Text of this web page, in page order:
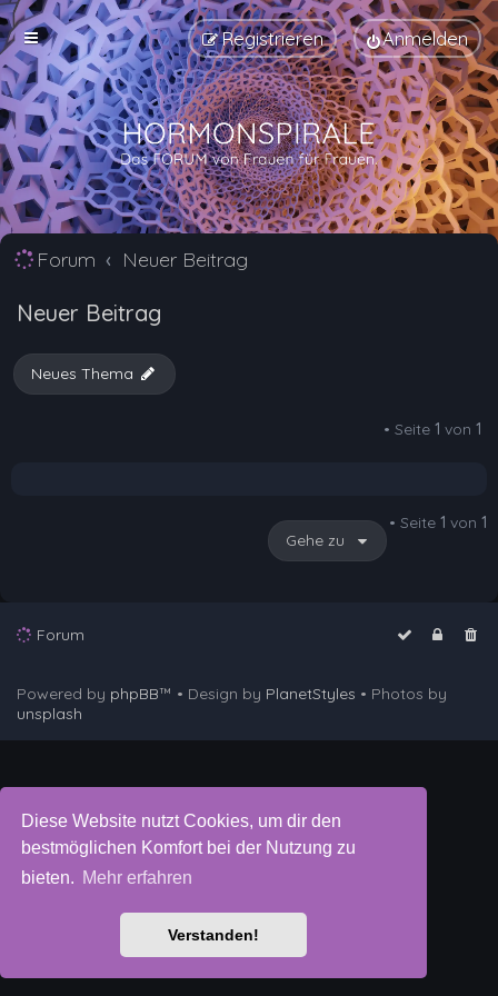
Diese Website nutzt Cookies, um dir den
bestmöglichen Komfort bei der Nutzung zu
bieten. Mehr erfahren
Verstanden!
Anmelden
Registrieren
Forum Neuer Beitrag
Neuer Beitrag
Neues Thema
• Seite 1 von 1
• Seite 1 von 1
Gehe zu
Forum
Powered by phpBB™ • Design by PlanetStyles • Photos by
unsplash